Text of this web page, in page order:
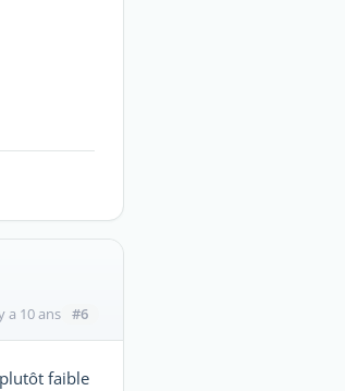
a 10 ans #6
faible